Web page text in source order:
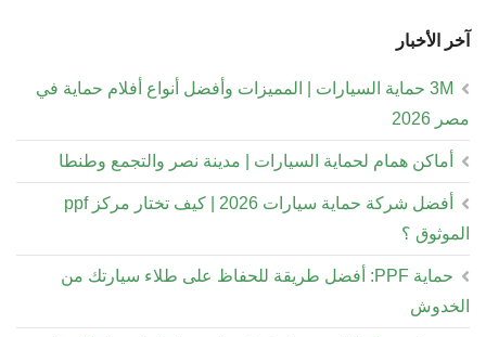
آخر الأخبار
3M حماية السيارات | المميزات وأفضل أنواع أفلام حماية في
مصر 2026
أماكن همام لحماية السيارات | مدينة نصر والتجمع وطنطا
أفضل شركة حماية سيارات 2026 | كيف تختار مركز ppf
الموثوق ؟
حماية PPF: أفضل طريقة للحفاظ على طلاء سيارتك من
الخدوش